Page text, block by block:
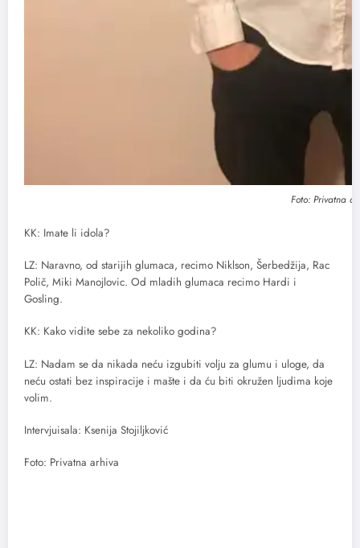
Foto: Privatna
KK: Imate li idola?
LZ: Naravno, od starijih glumaca, recimo Niklson, Šerbedžija, Rac
Polič, Miki Manojlovic. Od mladih glumaca recimo Hardi i
Gosling.
KK: Kako vidite sebe za nekoliko godina?
LZ: Nadam se da nikada neću izgubiti volju za glumu i uloge, da
neću ostati bez inspiracije i mašte i da ću biti okružen ljudima koje
volim.
Intervjuisala: Ksenija Stojiljković
Foto: Privatna arhiva